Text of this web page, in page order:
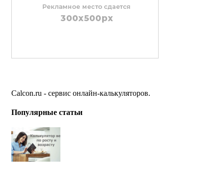
Calcon.ru - сервис онлайн-калькуляторов.
Популярные статьи